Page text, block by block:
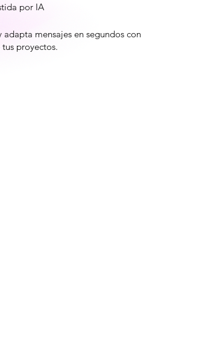
por IA
adapta mensajes en segundos con
proyectos.